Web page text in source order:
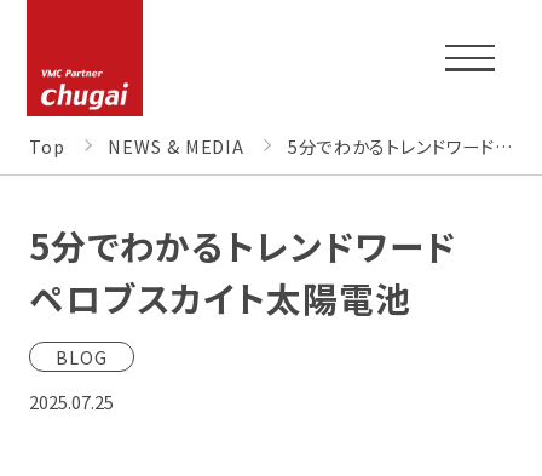
CORPORATE PROFILE
Top NEWS & MEDIA 5分でわかるトレンドワード ペロブスカイト太陽電池
5分でわかるトレンドワード
ペロブスカイト太陽電池
BLOG
2025.07.25